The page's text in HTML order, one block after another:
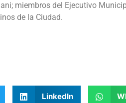
miembros del Ejecutivo
de la Ciudad.
LinkedIn